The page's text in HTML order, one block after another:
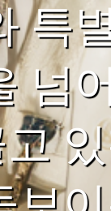
특
넘